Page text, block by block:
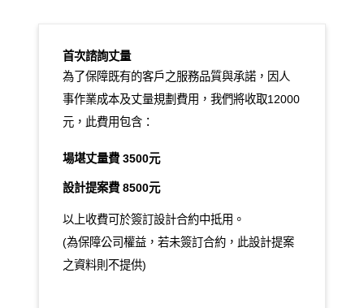
首次諮詢丈量
為了保障既有的客戶之服務品質與承諾，因人
事作業成本及丈量規劃費用，我們將收取12000
元，此費用包含：
場堪丈量費 3500元
設計提案費 8500元
以上收費可於簽訂設計合約中抵用。
(為保障公司權益，若未簽訂合約，此設計提案
之資料則不提供)